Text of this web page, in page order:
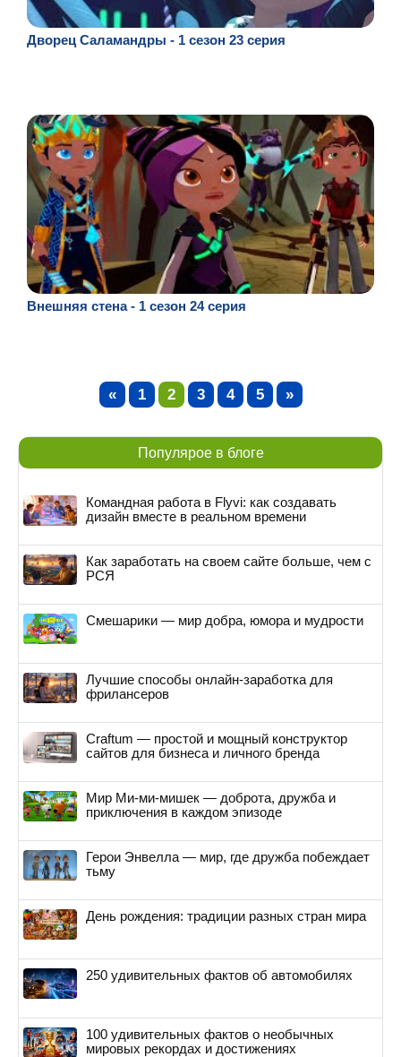
Дворец Саламандры - 1 сезон 23 серия
Внешняя стена - 1 сезон 24 серия
« 1 2 3 4 5 »
Популярое в блоге
Командная работа в Flyvi: как создавать
дизайн вместе в реальном времени
Как заработать на своем сайте больше, чем с
РСЯ
Смешарики — мир добра, юмора и мудрости
Лучшие способы онлайн-заработка для
фрилансеров
Craftum — простой и мощный конструктор
сайтов для бизнеса и личного бренда
Мир Ми-ми-мишек — доброта, дружба и
приключения в каждом эпизоде
Герои Энвелла — мир, где дружба побеждает
тьму
День рождения: традиции разных стран мира
250 удивительных фактов об автомобилях
100 удивительных фактов о необычных
мировых рекордах и достижениях